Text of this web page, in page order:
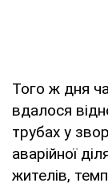
Того ж дня
вдалося
трубах у
аварійної
жителів,